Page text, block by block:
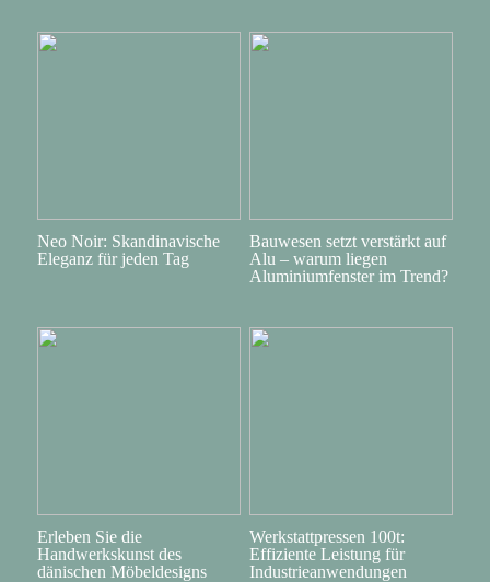
Neo Noir: Skandinavische
Eleganz für jeden Tag
Bauwesen setzt verstärkt auf
Alu – warum liegen
Aluminiumfenster im Trend?
Erleben Sie die
Handwerkskunst des
dänischen Möbeldesigns
Werkstattpressen 100t:
Effiziente Leistung für
Industrieanwendungen